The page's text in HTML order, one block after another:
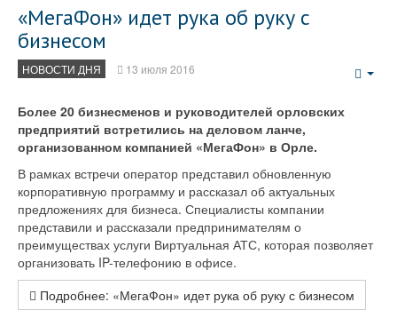
«МегаФон» идет рука об руку с
бизнесом
НОВОСТИ ДНЯ 13 июля 2016
Более 20 бизнесменов и руководителей орловских
предприятий встретились на деловом ланче,
организованном компанией «МегаФон» в Орле.
В рамках встречи оператор представил обновленную
корпоративную программу и рассказал об актуальных
предложениях для бизнеса. Специалисты компании
представили и рассказали предпринимателям о
преимуществах услуги Виртуальная АТС, которая позволяет
организовать IP-телефонию в офисе.
Подробнее: «МегаФон» идет рука об руку с бизнесом